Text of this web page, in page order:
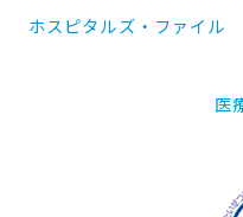
ホスピタルズ・ファイル
医